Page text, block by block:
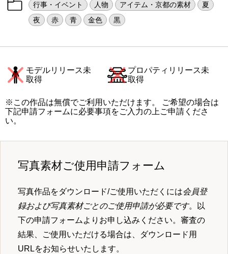
行事・イベント 人物 アイテム・京都の素材
夏
夜
赤 青 金色 黒
モデルリリース未
取得
プロパティリリース未
取得
※この作品は無償でご利用いただけます。 ご希望の場合は
下記申請フォームに必要事項をご入力の上ご申請くださ
い。
写真素材ご使用申請フォーム
写真作品をダウンロード/ご使用いただくには会員登
録および写真素材ごとのご使用申請が必要です。以
下の申請フォームよりお申し込みください。審査の
結果、ご使用いただける場合は、ダウンロード用
URLをお知らせいたします。